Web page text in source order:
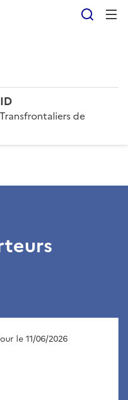
de
le 11/06/2026